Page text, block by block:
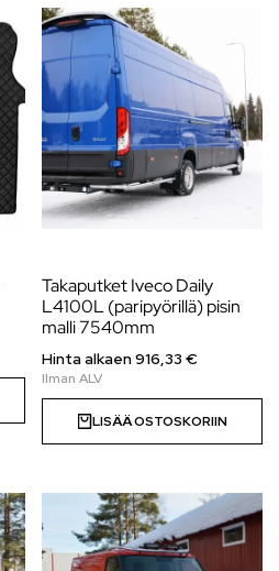
Takaputket Iveco Daily
L4100L (paripyörillä) pisin
malli 7540mm
Hinta alkaen916,33 €
LISÄÄ OSTOSKORIIN